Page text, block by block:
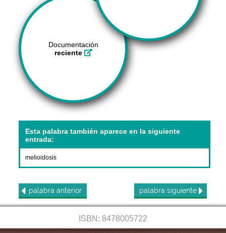
Documentación
reciente
Esta palabra también aparece en la siguiente
entrada:
melioidosis
palabra anterior palabra siguiente
ISBN: 8478005722